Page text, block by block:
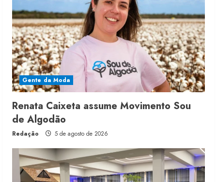
Gente da Moda
Renata Caixeta assume Movimento Sou
de Algodão
Redação 5 de agosto de 2026